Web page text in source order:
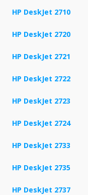
HP DeskJet 2710
HP DeskJet 2720
HP DeskJet 2721
HP DeskJet 2722
HP DeskJet 2723
HP DeskJet 2724
HP DeskJet 2733
HP DeskJet 2735
HP DeskJet 2737